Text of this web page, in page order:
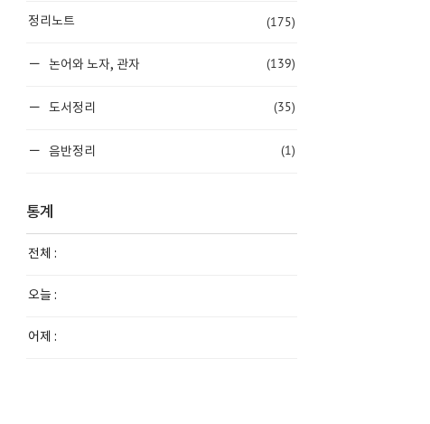
정리노트 (175)
논어와 노자, 관자 (139)
도서정리 (35)
음반정리 (1)
통계
전체 :
오늘 :
어제 :